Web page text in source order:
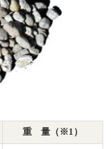
重 量（※1）